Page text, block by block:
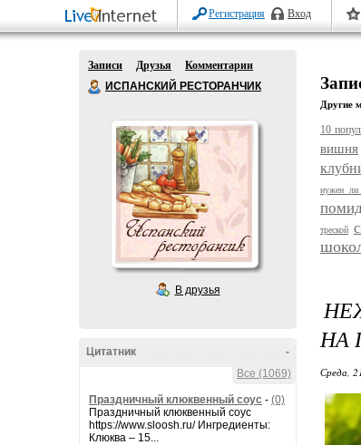
Регистрация Вход
Записи Друзья
Комментарии
ИСПАНСКИЙ РЕСТОРАНЧИК
В друзья
-
Цитатник
Все (1069)
Праздничный клюквенный соус - (0)
Праздничный клюквенный соус
https://www.sloosh.ru/ Ингредиенты:
Клюква – 15...
Другие
10
вишня
нужен ли
треской
НА
Среда,